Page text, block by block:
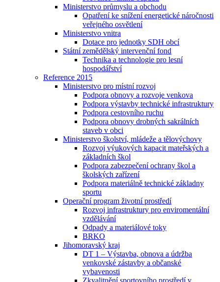
Ministerstvo průmyslu a obchodu
Opatření ke snížení energetické náročnosti
veřejného osvětlení
Ministerstvo vnitra
Dotace pro jednotky SDH obcí
Státní zemědělský intervenční fond
Technika a technologie pro lesní
hospodářství
Reference 2015
Ministerstvo pro místní rozvoj
Podpora obnovy a rozvoje venkova
Podpora výstavby technické infrastruktury
Podpora cestovního ruchu
Podpora obnovy drobných sakrálních
staveb v obci
Ministerstvo školství, mládeže a tělovýchovy
Rozvoj výukových kapacit mateřských a
základních škol
Podpora zabezpečení ochrany škol a
školských zařízení
Podpora materiálně technické základny
sportu
Operační program životní prostředí
Rozvoj infrastruktury pro enviromentální
vzdělávání
Odpady a materiálové toky
BRKO
Jihomoravský kraj
DT 1 – Výstavba, obnova a údržba
venkovské zástavby a občanské
vybavenosti
Zkvalitnění sportovního prostředí v